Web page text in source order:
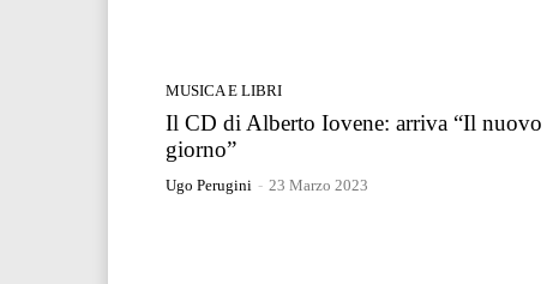
MUSICA E LIBRI
Il CD di Alberto Iovene: arriva “Il nuovo
giorno”
Ugo Perugini - 23 Marzo 2023